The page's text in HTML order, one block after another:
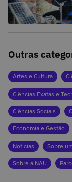
Outras
Artes e Cultura
Ciências Exatas e
Ciências Sociais
Economia e Gestão
Notícias Sobre
Sobre a NAU